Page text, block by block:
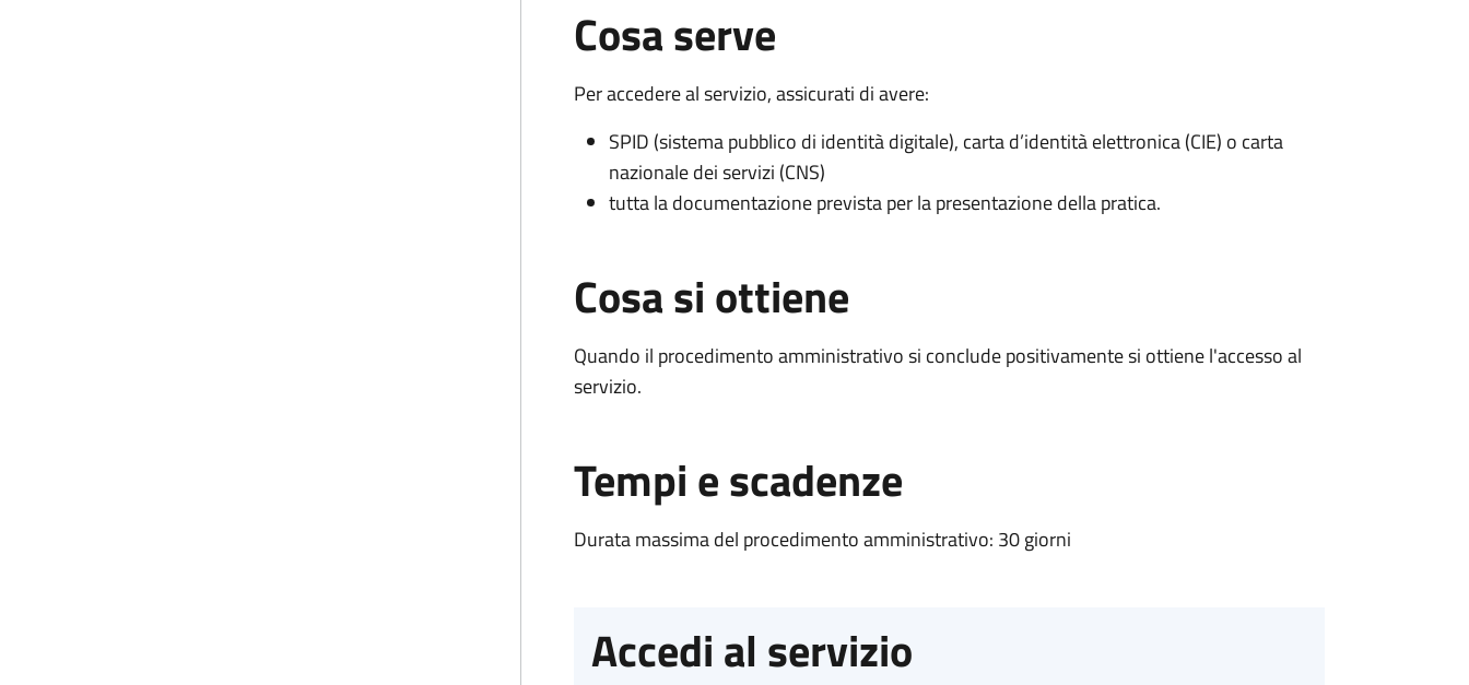
Cosa serve
Per accedere al servizio, assicurati di avere:
SPID (sistema pubblico di identità digitale), carta d’identità elettronica (CIE) o carta
nazionale dei servizi (CNS)
tutta la documentazione prevista per la presentazione della pratica.
Cosa si ottiene
Quando il procedimento amministrativo si conclude positivamente si ottiene l'accesso al
servizio.
Tempi e scadenze
Durata massima del procedimento amministrativo: 30 giorni
Accedi al servizio